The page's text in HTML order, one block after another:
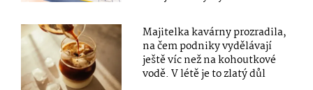
Majitelka kavárny prozradila,
na čem podniky vydělávají
ještě víc než na kohoutkové
vodě. V létě je to zlatý důl